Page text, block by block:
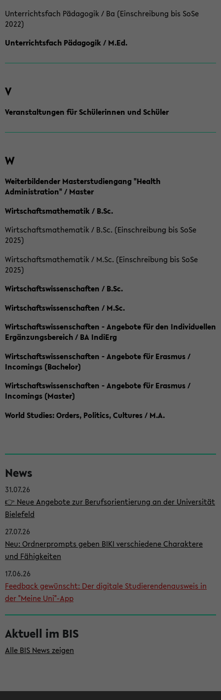
Unterrichtsfach Pädagogik / Ba (Einschreibung bis SoSe
2022)
Unterrichtsfach Pädagogik / M.Ed.
V
Veranstaltungen für Schülerinnen und Schüler
W
Weiterbildender Masterstudiengang "Health
Administration" / Master
Wirtschaftsmathematik / B.Sc.
Wirtschaftsmathematik / B.Sc. (Einschreibung bis SoSe
2025)
Wirtschaftsmathematik / M.Sc. (Einschreibung bis SoSe
2025)
Wirtschaftswissenschaften / B.Sc.
Wirtschaftswissenschaften / M.Sc.
Wirtschaftswissenschaften - Angebote für den Individuellen
Ergänzungsbereich / BA IndiErg
Wirtschaftswissenschaften - Angebote für Erasmus /
Incomings (Bachelor)
Wirtschaftswissenschaften - Angebote für Erasmus /
Incomings (Master)
World Studies: Orders, Politics, Cultures / M.A.
e
i
t
e
n
l
e
i
s
t
e
News
31.07.26
👉 Neue Angebote zur Berufsorientierung an der Universität
Bielefeld
27.07.26
Neu: Ordnerprompts geben BIKI verschiedene Charaktere
und Fähigkeiten
17.06.26
Feedback gewünscht: Der digitale Studierendenausweis in
der "Meine Uni"-App
Aktuell im BIS
Alle BIS News zeigen